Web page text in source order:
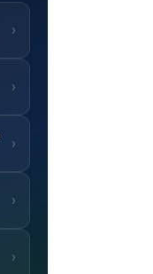
›
›
›
›
›